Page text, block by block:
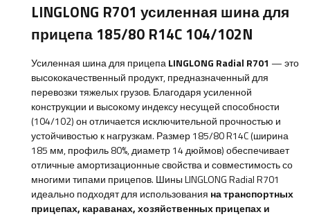
LINGLONG R701 усиленная шина для
прицепа 185/80 R14C 104/102N
Усиленная шина для прицепаLINGLONG Radial R701 — это
высококачественный продукт, предназначенный для
перевозки тяжелых грузов. Благодаря усиленной
конструкции и высокому индексу несущей способности
(104/102) он отличается исключительной прочностью и
устойчивостью к нагрузкам. Размер 185/80 R14C (ширина
185 мм, профиль 80%, диаметр 14 дюймов) обеспечивает
отличные амортизационные свойства и совместимость со
многими типами прицепов. Шины LINGLONG Radial R701
идеально подходят для использования на транспортных
прицепах, караванах, хозяйственных прицепах и